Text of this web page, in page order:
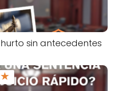
sin antecedentes
★